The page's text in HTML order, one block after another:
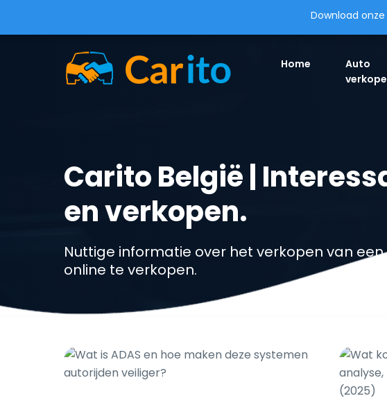
Download
Home
Auto
Carito België |
en verkopen.
Nuttige informatie over het verkopen van een
online te verkopen.